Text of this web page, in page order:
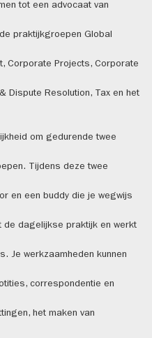
tot een advocaat van
praktijkgroepen Global
Corporate Projects, Corporate
Dispute Resolution, Tax en het
om gedurende twee
Tijdens deze twee
en een buddy die je wegwijs
de dagelijkse praktijk en werkt
Je werkzaamheden kunnen
correspondentie en
het maken van